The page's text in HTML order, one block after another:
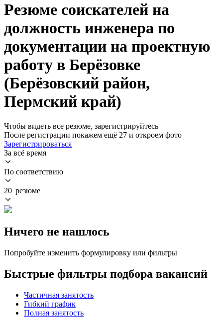
Резюме соискателей на
должность инженера по
документации на проектную
работу в Берёзовке
(Берёзовский район,
Пермский край)
Чтобы видеть все резюме, зарегистрируйтесь
После регистрации покажем ещё 27 и откроем фото
Зарегистрироваться
За всё время
По соответствию
20 резюме
Ничего не нашлось
Попробуйте изменить формулировку или фильтры
Быстрые фильтры подбора вакансий
Частичная занятость
Гибкий график
Полная занятость